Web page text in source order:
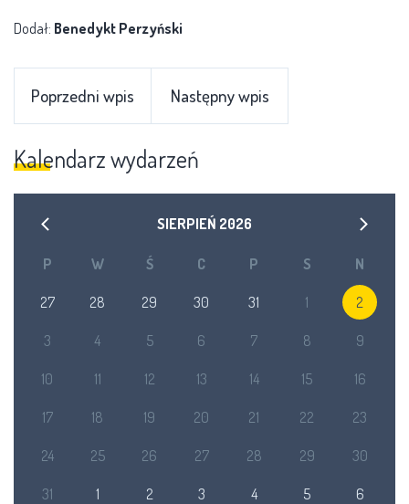
Dodał: Benedykt Perzyński
Poprzedni wpis Następny wpis
Kalendarz wydarzeń
SIERPIEŃ 2026
P W Ś C P S N
27 28 29 30 31 1 2
3 4 5 6 7 8 9
10 11 12 13 14 15 16
17 18 19 20 21 22 23
24 25 26 27 28 29 30
31 1 2 3 4 5 6